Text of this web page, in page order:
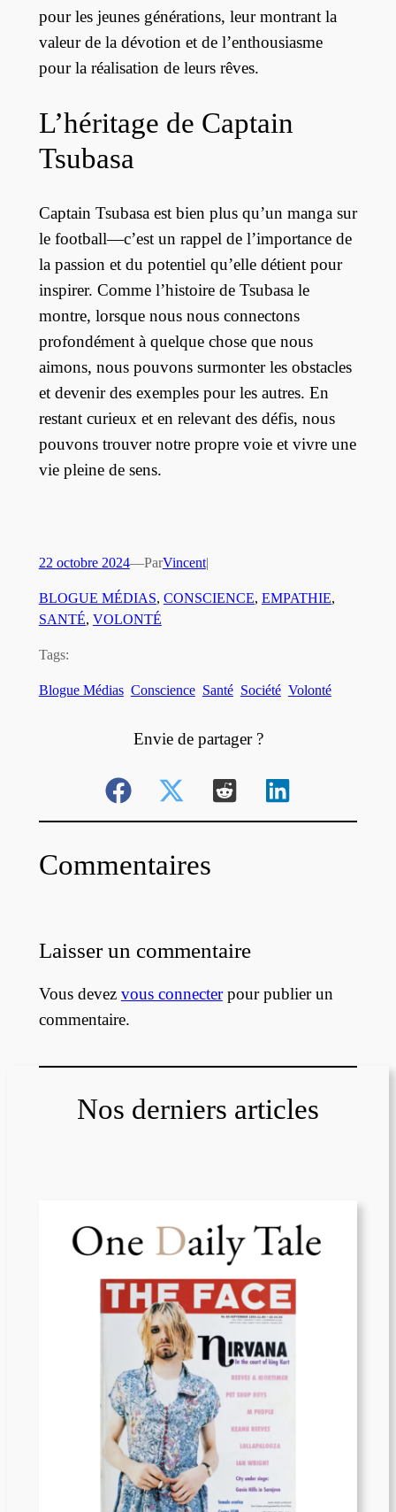
pour les jeunes générations, leur montrant la
valeur de la dévotion et de l’enthousiasme
pour la réalisation de leurs rêves.
L’héritage de Captain
Tsubasa
Captain Tsubasa est bien plus qu’un manga sur
le football—c’est un rappel de l’importance de
la passion et du potentiel qu’elle détient pour
inspirer. Comme l’histoire de Tsubasa le
montre, lorsque nous nous connectons
profondément à quelque chose que nous
aimons, nous pouvons surmonter les obstacles
et devenir des exemples pour les autres. En
restant curieux et en relevant des défis, nous
pouvons trouver notre propre voie et vivre une
vie pleine de sens.
22 octobre 2024—ParVincent|
BLOGUE MÉDIAS, CONSCIENCE, EMPATHIE
SANTÉ, VOLONTÉ
Tags:
Blogue Médias Conscience Santé Société Volonté
Envie de partager ?
Commentaires
Laisser un commentaire
Vous devez vous connecterpour publier un
commentaire.
Nos derniers articles